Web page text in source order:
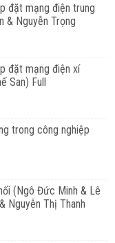
đặt mạng điện trung
& Nguyễn Trọng
đặt mạng điện xí
San) Full
trong công nghiệp
(Ngô Đức Minh & Lê
Nguyễn Thị Thanh